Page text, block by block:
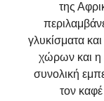
της
γλυκίσματα
χώρων και η
συνολική
τον